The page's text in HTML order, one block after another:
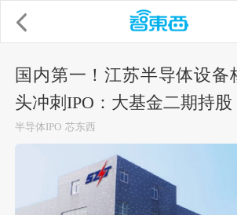
国内第一！江苏半导体设备
头冲刺IPO：大基金二期持
半导体IPO 芯东西